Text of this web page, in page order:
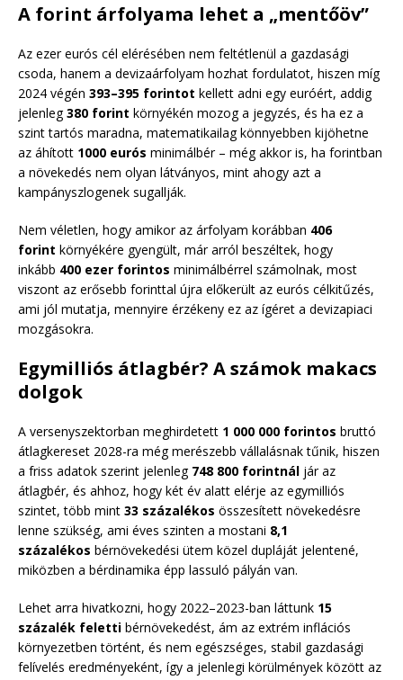
A forint árfolyama lehet a „mentőöv”
Az ezer eurós cél elérésében nem feltétlenül a gazdasági
csoda, hanem a devizaárfolyam hozhat fordulatot, hiszen míg
2024 végén 393–395 forintot kellett adni egy euróért, addig
jelenleg380 forint környékén mozog a jegyzés, és ha ez a
szint tartós maradna, matematikailag könnyebben kijöhetne
az áhított 1000 eurós minimálbér – még akkor is, ha forintban
a növekedés nem olyan látványos, mint ahogy azt a
kampányszlogenek sugallják.
Nem véletlen, hogy amikor az árfolyam korábban 406
forint környékére gyengült, már arról beszéltek, hogy
inkább 400 ezer forintos minimálbérrel számolnak, most
viszont az erősebb forinttal újra előkerült az eurós célkitűzés,
ami jól mutatja, mennyire érzékeny ez az ígéret a devizapiaci
mozgásokra.
Egymilliós átlagbér? A számok makacs
dolgok
A versenyszektorban meghirdetett 1 000 000 forintos bruttó
átlagkereset 2028-ra még merészebb vállalásnak tűnik, hiszen
a friss adatok szerint jelenleg 748 800 forintnál jár az
átlagbér, és ahhoz, hogy két év alatt elérje az egymilliós
szintet, több mint 33 százalékos összesített növekedésre
lenne szükség, ami éves szinten a mostani 8,1
százalékos bérnövekedési ütem közel dupláját jelentené,
miközben a bérdinamika épp lassuló pályán van.
Lehet arra hivatkozni, hogy 2022–2023-ban láttunk 15
százalék feletti bérnövekedést, ám az extrém inflációs
környezetben történt, és nem egészséges, stabil gazdasági
felívelés eredményeként, így a jelenlegi körülmények között az